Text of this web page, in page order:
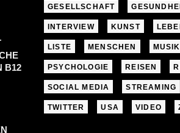
B12
GESELLSCHAFT
INTERVIEW KUNST
LISTE MENSCHEN MUSIK
PSYCHOLOGIE REISEN
SOCIAL MEDIA STREAMING
TWITTER USA VIDEO